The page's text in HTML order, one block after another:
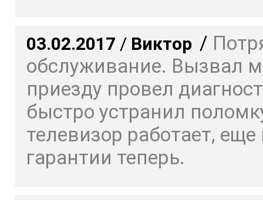
03.02.2017 / Виктор /
обслуживание. Вызвал
приезду провел
быстро устранил
телевизор работает, еще
гарантии теперь.